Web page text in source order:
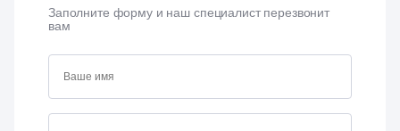
Заполните форму и наш специалист перезвонит
вам